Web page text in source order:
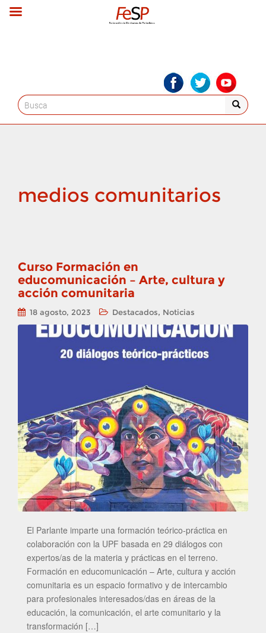
Search
for:
medios comunitarios
Curso Formación en
educomunicación – Arte, cultura y
acción comunitaria
18 agosto, 2023 Destacados, Noticias
El Parlante imparte una formación teórico-práctica en
colaboración con la UPF basada en 29 diálogos con
expertos/as de la materia y prácticas en el terreno.
Formación en educomunicación – Arte, cultura y acción
comunitaria es un espacio formativo y de intercambio
para profesionales interesados/das en áreas de la
educación, la comunicación, el arte comunitario y la
transformación […]